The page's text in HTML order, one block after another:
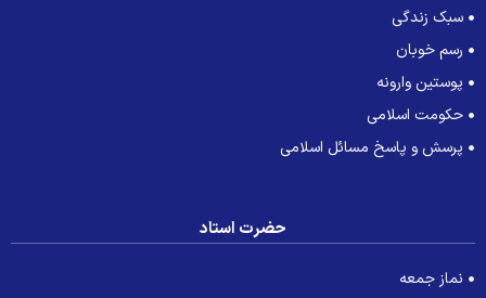
سبک زندگی
رسم خوبان
پوستین وارونه
حکومت اسلامی
پرسش و پاسخ مسائل اسلامی
حضرت استاد
نماز جمعه